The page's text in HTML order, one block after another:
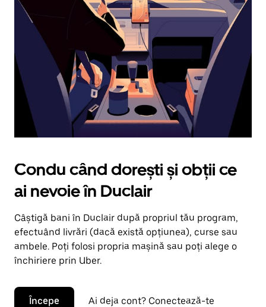
în
jos.
Închide
calendarul
apăsând
pe
butonul
Escape.
Condu când dorești și obții ce
ai nevoie în Duclair
Câștigă bani în Duclair după propriul tău program,
efectuând livrări (dacă există opțiunea), curse sau
ambele. Poți folosi propria mașină sau poți alege o
închiriere prin Uber.
Începe Ai deja cont? Conectează-te